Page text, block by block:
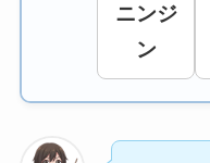
ニンジ
ン